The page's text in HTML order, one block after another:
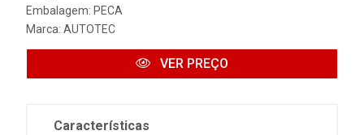
Embalagem: PECA
Marca: AUTOTEC
VER PREÇO
Características